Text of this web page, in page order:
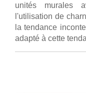
unités murales
l'utilisation de
la tendance
adapté à cette